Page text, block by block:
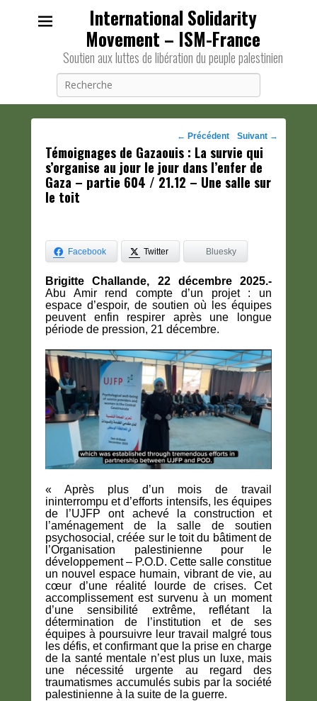
International Solidarity
Movement – ISM-France
Soutien aux luttes de libération du peuple palestinien
Navigation
des
posts
← Précédent Suivant →
Témoignages de Gazaouis : La survie qui
s’organise au jour le jour dans l’enfer de
Gaza – partie 604 / 21.12 – Une salle sur
le toit
Facebook Twitter Bluesky
Brigitte Challande, 22 décembre 2025.-
Abu Amir rend compte d’un projet : un
espace d’espoir, de soutien où les équipes
peuvent enfin respirer après une longue
période de pression, 21 décembre.
« Après plus d’un mois de travail
ininterrompu et d’efforts intensifs, les équipes
de l’UJFP ont achevé la construction et
l’aménagement de la salle de soutien
psychosocial, créée sur le toit du bâtiment de
l’Organisation palestinienne pour le
développement – P.O.D. Cette salle constitue
un nouvel espace humain, vibrant de vie, au
cœur d’une réalité lourde de crises. Cet
accomplissement est survenu à un moment
d’une sensibilité extrême, reflétant la
détermination de l’institution et de ses
équipes à poursuivre leur travail malgré tous
les défis, et confirmant que la prise en charge
de la santé mentale n’est plus un luxe, mais
une nécessité urgente au regard des
traumatismes accumulés subis par la société
palestinienne à la suite de la guerre.